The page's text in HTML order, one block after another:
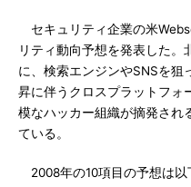
セキュリティ企業の米
リティ動向予想を発表した
に、検索エンジンやSNSを狙
昇に伴うクロスプラットフォ
模なハッカー組織が摘発され
ている。
2008年の10項目の予想は以